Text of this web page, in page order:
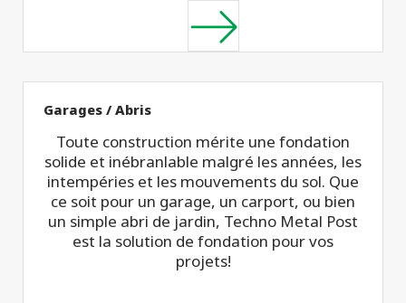
Garages / Abris
Toute construction mérite une fondation
solide et inébranlable malgré les années, les
intempéries et les mouvements du sol. Que
ce soit pour un garage, un carport, ou bien
un simple abri de jardin, Techno Metal Post
est la solution de fondation pour vos
projets!